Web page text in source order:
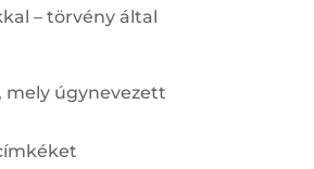
– törvény által
mely úgynevezett